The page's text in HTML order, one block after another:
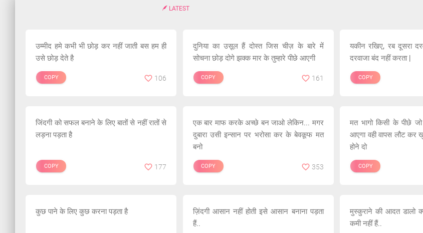
LATEST
उम्मीद हमे कभी भी छोड़ कर नहीं जाती बस हम ही
उसे छोड़ देते है
COPY 106
दुनिया का उसूल हैं दोस्त जिस चीज़ के बारे में
सोचना छोड़ दोगे झक्क मार के तुम्हारे पीछे आएगी
COPY 161
यकीन रखिए, रब दूसरा
दरवाजा बंद नहीं करता |
COPY
जिंदगी को सफल बनाने के लिए बातों से नहीं रातों से
लड़ना पड़ता है
COPY 177
एक बार माफ करके अच्छे बन जाओ लेकिन... मगर
दुबारा उसी इन्सान पर भरोसा कर के बेवकूफ मत
बनो
COPY 353
मत भागो किसी के पीछे
आएगा वही वापस लौट कर
होने दो
COPY
कुछ पाने के लिए कुछ करना पड़ता है
ज़िंदगी आसान नहीं होती इसे आसान बनाना पड़ता
हैं..
मुस्कुराने की आदत डालो
कमी नहीं हैं..